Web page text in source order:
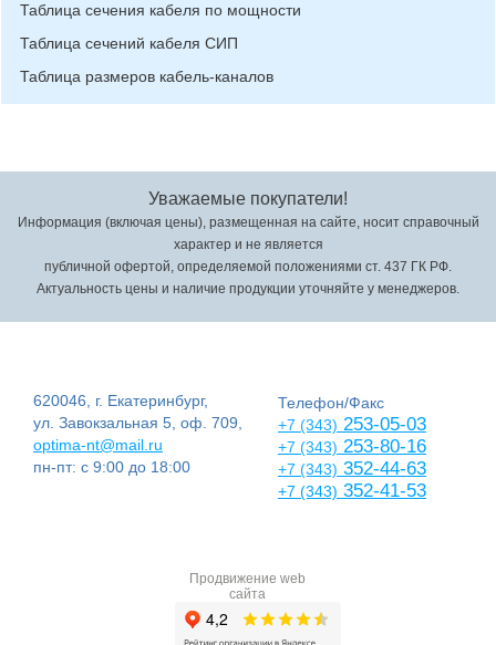
Таблица сечения кабеля по мощности
Таблица сечений кабеля СИП
Таблица размеров кабель-каналов
Уважаемые покупатели!
Информация (включая цены), размещенная на сайте, носит справочный
характер и не является
публичной офертой, определяемой положениями ст. 437 ГК РФ.
Актуальность цены и наличие продукции уточняйте у менеджеров.
620046, г. Екатеринбург,
ул. Завокзальная 5, оф. 709,
optima-nt@mail.ru
пн-пт: с 9:00 до 18:00
Телефон/Факс
+7 (343) 253-05-03
+7 (343) 253-80-16
+7 (343) 352-44-63
+7 (343) 352-41-53
Продвижение web
сайта